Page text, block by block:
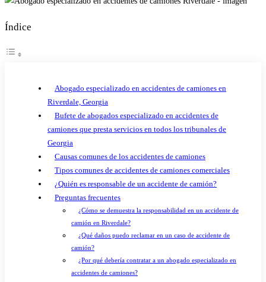
Índice
Abogado especializado en accidentes de camiones en
Riverdale, Georgia
Bufete de abogados especializado en accidentes de
camiones que presta servicios en todos los tribunales de
Georgia
Causas comunes de los accidentes de camiones
Tipos comunes de accidentes de camiones comerciales
¿Quién es responsable de un accidente de camión?
Preguntas frecuentes
¿Cómo se demuestra la responsabilidad en un accidente de
camión en Riverdale?
¿Qué daños puedo reclamar en un caso de accidente de
camión?
¿Por qué debería contratar a un abogado especializado en
accidentes de camiones?